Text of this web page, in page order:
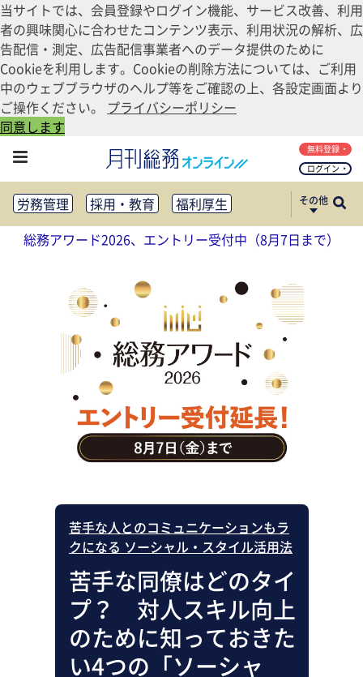
当サイトでは、会員登録やログイン機能、サービス改善、利用
者の興味関心に合わせたコンテンツ表示、利用状況の解析、広
告配信・測定、広告配信事業者へのデータ提供のために
Cookieを利用します。Cookieの削除方法については、ご利用
中のウェブブラウザのヘルプ等をご確認の上、各設定画面より
ご操作ください。 プライバシーポリシー
同意します
ログイン
無料登録
労務管理 採用・教育
福利厚生
健康経営
働き方改革
法務・コンプライアンス
リスクマネジメント・BCP
社外・社内広報
社外・社内コミュニケーション活性化
FM・オフィス移転
CSR・SDGs
テクノロジー活用・DX
助成金・補助金・コスト削減
アウトソーシング・BPO
調査・レポート
その他
総務アワード2026、エントリー受付中（8月7日まで）
苦手な人とのコミュニケーションもラ
クになる ソーシャル・スタイル活用法
苦手な同僚はどのタイ
プ？ 対人スキル向上
のために知っておきた
い4つの「ソーシャ